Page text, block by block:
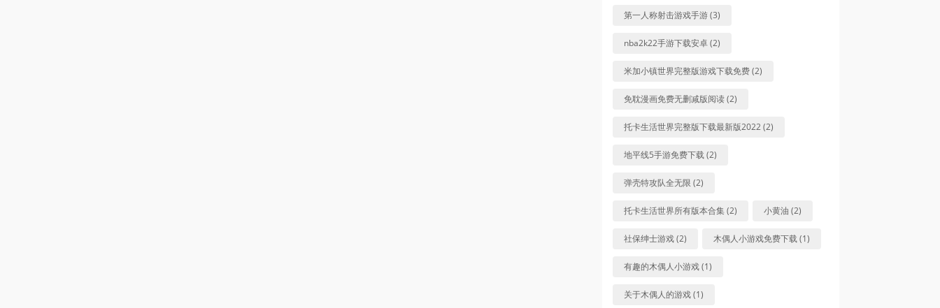
第一人称射击游戏手游 (3)
nba2k22手游下载安卓 (2)
米加小镇世界完整版游戏下载免费 (2)
免耽漫画免费无删减版阅读 (2)
托卡生活世界完整版下载最新版2022 (2)
地平线5手游免费下载 (2)
弹壳特攻队全无限 (2)
托卡生活世界所有版本合集 (2) 小黄油 (2)
社保绅士游戏 (2) 木偶人小游戏免费下载 (1)
有趣的木偶人小游戏 (1)
关于木偶人的游戏 (1)